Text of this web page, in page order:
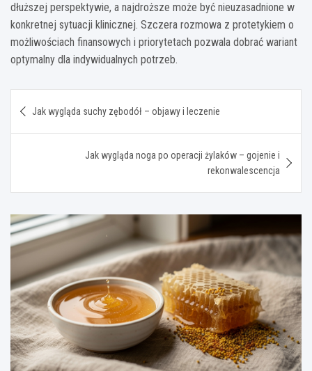
dłuższej perspektywie, a najdroższe może być nieuzasadnione w
konkretnej sytuacji klinicznej. Szczera rozmowa z protetykiem o
możliwościach finansowych i priorytetach pozwala dobrać wariant
optymalny dla indywidualnych potrzeb.
wpisu
Jak wygląda suchy zębodół – objawy i leczenie
Jak wygląda noga po operacji żylaków – gojenie i
rekonwalescencja